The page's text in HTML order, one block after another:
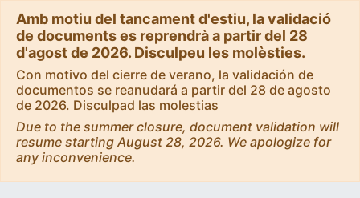
Amb motiu del tancament d'estiu, la validació
de documents es reprendrà a partir del 28
d'agost de 2026. Disculpeu les molèsties.
Con motivo del cierre de verano, la validación de
documentos se reanudará a partir del 28 de agosto
de 2026. Disculpad las molestias
Due to the summer closure, document validation will
resume starting August 28, 2026. We apologize for
any inconvenience.